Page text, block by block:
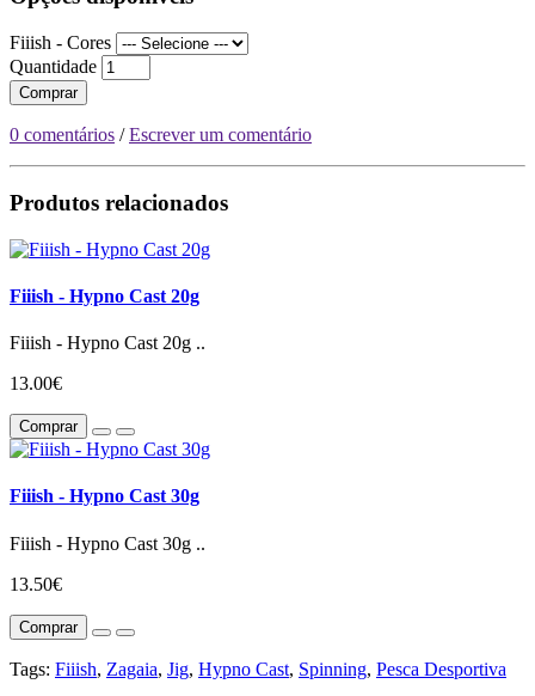
Fiiish - Cores
Quantidade
Comprar
0 comentários /Escrever um comentário
Produtos relacionados
Fiiish - Hypno Cast 20g
Fiiish - Hypno Cast 20g ..
13.00€
Comprar
Fiiish - Hypno Cast 30g
Fiiish - Hypno Cast 30g ..
13.50€
Comprar
Tags: Fiiish, Zagaia, Jig, Hypno Cast, Spinning, Pesca Desportiva